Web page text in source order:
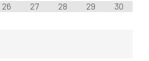
26 27 28 29 30